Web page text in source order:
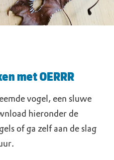
met OERRR
vogel, een sluwe
hieronder de
of ga zelf aan de slag